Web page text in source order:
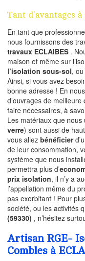
Tant d’avantages
En tant que
nous fournissons des
travaux ECLAIBES .
maison et même sur
l’isolation sous-sol,
Ainsi, si vous avez
bonne adresse ! En
d’ouvrages de
faire nécessaires, à
Les matériaux que
verre) sont aussi de
vous allez bénéficier
de leur consommation,
système que nous
permettra plus d’
prix isolation, il n’y a
l’appellation même du
pas exorbitant ! Pour
société, ou les activités
(59330) , n’hésitez
Artisan RGE-
Combles à